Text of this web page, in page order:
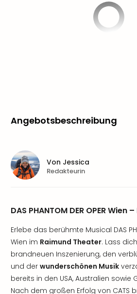
Angebotsbeschreibung
DAS PHANTOM DER OPER Wien
Erlebe das berühmte Musical DAS
Wien im Raimund Theater. Lass
brandneuen Inszenierung, den
und der wunderschönen Musik
bereits in den USA, Australien sowie
Nach dem großen Erfolg von CATS
Von Jessica
Redakteurin